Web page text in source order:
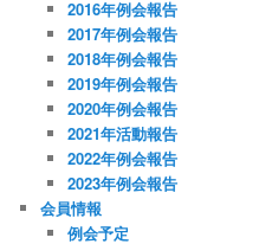
2016年例会報告
2017年例会報告
2018年例会報告
2019年例会報告
2020年例会報告
2021年活動報告
2022年例会報告
2023年例会報告
会員情報
例会予定